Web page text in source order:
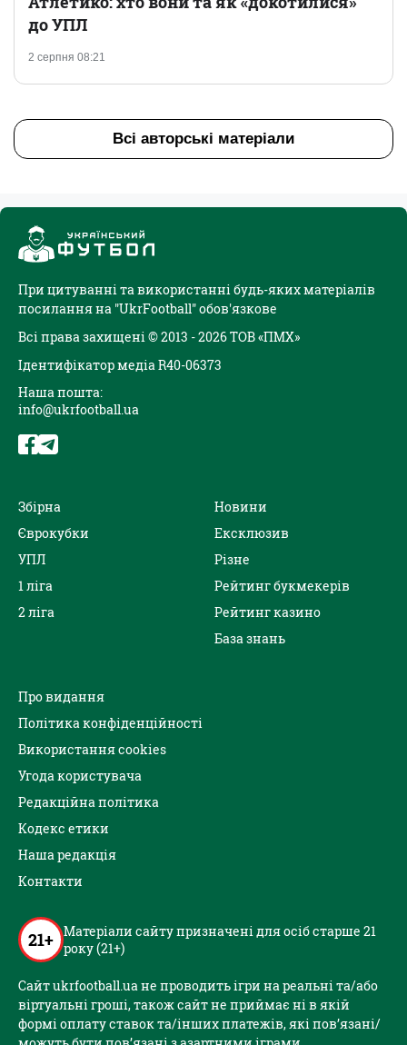
2 серпня 08:21
до УПЛ
Всі авторські матеріали
При цитуванні та використанні будь-яких матеріалів
посилання на "UkrFootball" обов'язкове
Всі права захищені © 2013 - 2026 ТОВ «ПМХ»
Ідентифікатор медіа R40-06373
Наша пошта:
info@ukrfootball.ua
Збірна
Єврокубки
УПЛ
1 ліга
2 ліга
Новини
Ексклюзив
Різне
Рейтинг букмекерів
Рейтинг казино
База знань
Про видання
Політика конфіденційності
Використання cookies
Угода користувача
Редакційна політика
Кодекс етики
Наша редакція
Контакти
21+ Матеріали сайту призначені для осіб старше 21
року (21+)
Сайт ukrfootball.ua не проводить ігри на реальні та/або
віртуальні гроші, також сайт не приймає ні в якій
формі оплату ставок та/інших платежів, які пов’язані/